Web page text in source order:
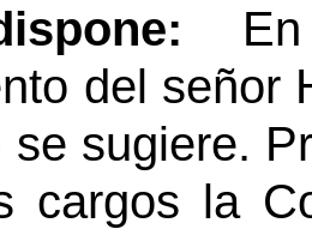
del señor
se sugiere.
cargos la